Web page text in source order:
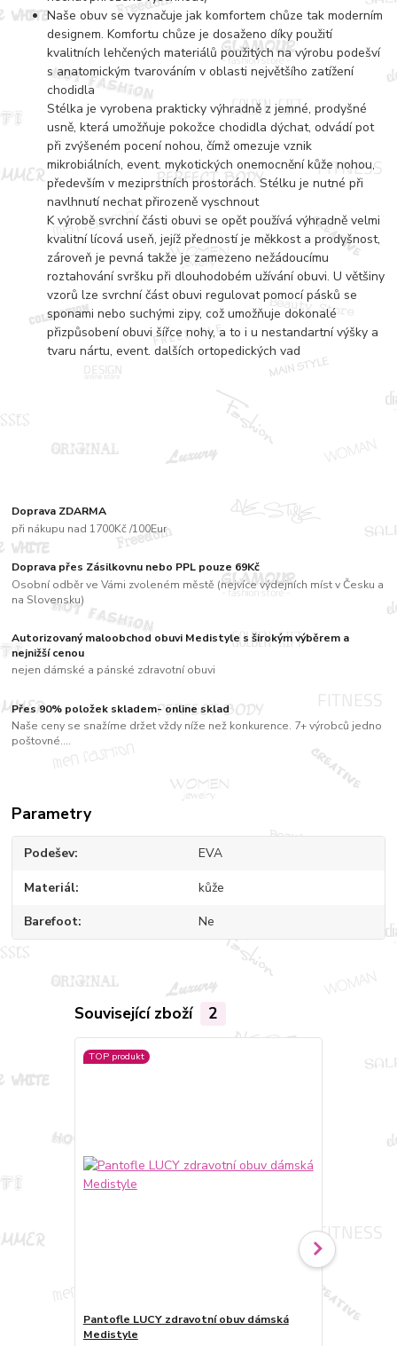
Doprava ZDARMA
při nákupu nad 1700Kč /100Eur
Doprava přes Zásilkovnu nebo PPL pouze 69Kč
Osobní odběr ve Vámi zvoleném městě (nejvíce výdejních míst v Česku a
na Slovensku)
Autorizovaný maloobchod obuvi Medistyle s širokým výběrem a
nejnižší cenou
nejen dámské a pánské zdravotní obuvi
Přes 90% položek skladem- online sklad
Naše ceny se snažíme držet vždy níže než konkurence. 7+ výrobců jedno
poštovné....
Naše obuv se vyznačuje jak komfortem chůze tak moderním
designem. Komfortu chůze je dosaženo díky použití
kvalitních lehčených materiálů použitých na výrobu podešví
s anatomickým tvarováním v oblasti největšího zatížení
chodidla
Stélka je vyrobena prakticky výhradně z jemné, prodyšné
usně, která umožňuje pokožce chodidla dýchat, odvádí pot
při zvýšeném pocení nohou, čímž omezuje vznik
mikrobiálních, event. mykotických onemocnění kůže nohou,
především v meziprstních prostorách. Stélku je nutné při
navlhnutí nechat přirozeně vyschnout
K výrobě svrchní části obuvi se opět používá výhradně velmi
kvalitní lícová useň, jejíž předností je měkkost a prodyšnost,
zároveň je pevná takže je zamezeno nežádoucímu
roztahování svršku při dlouhodobém užívání obuvi. U většiny
vzorů lze svrchní část obuvi regulovat pomocí pásků se
sponami nebo suchými zipy, což umožňuje dokonalé
přizpůsobení obuvi šířce nohy, a to i u nestandartní výšky a
tvaru nártu, event. dalších ortopedických vad
Parametry
Podešev EVA
Materiál kůže
Barefoot Ne
Související zboží 2
TOP produkt
Pantofle LUCY zdravotní obuv dámská
Medistyle
Sandále